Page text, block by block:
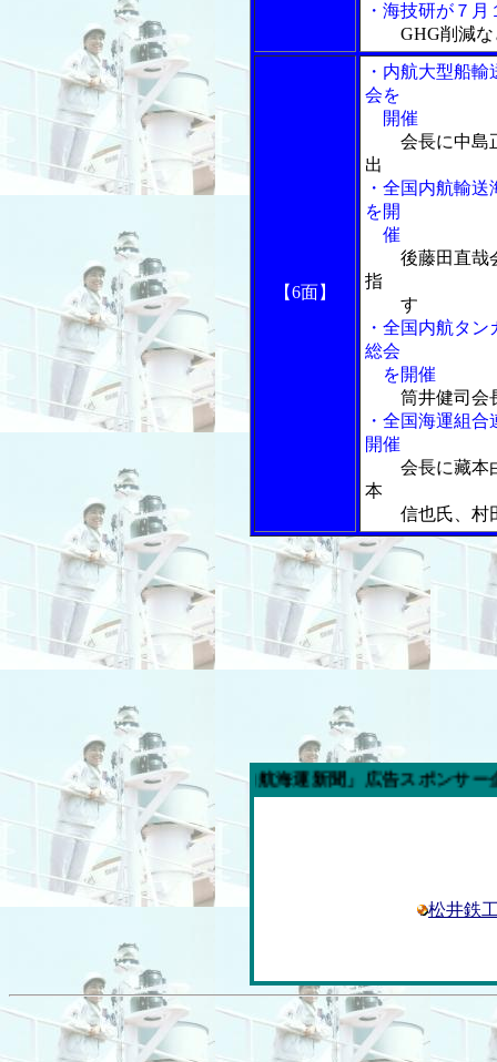
・海技研が７
GHG削減
【6面】
・内航大型船
会を
開催
会長に中島
出
・全国内航輸
を開
催
後藤田直哉
指
す
・全国内航タ
総会
を開催
筒井健司会
・全国海運組
開催
会長に藏本
本
信也氏、村
今週の「内航海運新聞」広告スポンサー企業
松井鉄